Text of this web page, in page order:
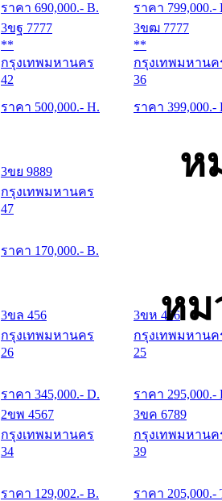
ราคา 690,000.- B.
ราคา 799,000.-
3ขฐ 7777
**
กรุงเทพมหานคร
42
ราคา 500,000.- H.
3ขฒ 7777
**
กรุงเทพมหานค
36
ราคา 399,000.-
ห
3ขย 9889
กรุงเทพมหานคร
47
ราคา 170,000.- B.
หม
3ขล 456
กรุงเทพมหานคร
26
ราคา 345,000.- D.
3ขห 456
กรุงเทพมหานค
25
ราคา 295,000.-
2ขพ 4567
กรุงเทพมหานคร
34
ราคา 129,002.- B.
3ขค 6789
กรุงเทพมหานค
39
ราคา 205,000.-